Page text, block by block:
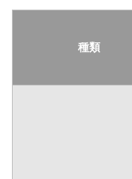
種類